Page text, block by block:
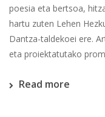
poesia eta bertsoa,
hartu zuten Lehen
Dantza-taldekoei ere.
eta proiektatutako
Read more